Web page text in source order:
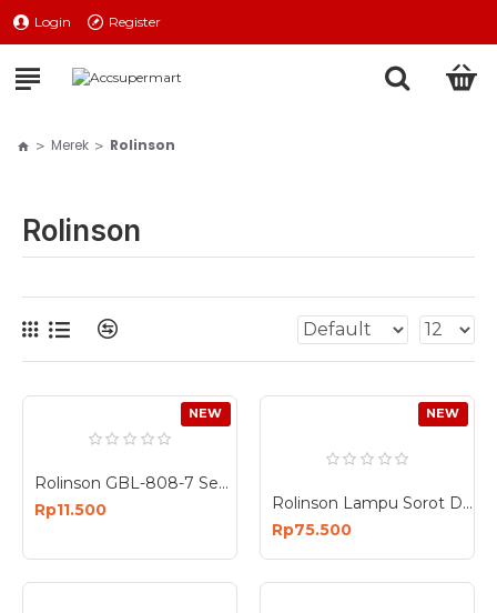
Login Register
Merek Rolinson
Rolinson
NEW
Rolinson GBL-808-7 Senter Kepala 7 LED Head Lamp Headlamp Baterai AA
Rp11.500
NEW
Rolinson Lampu Sorot DC Jepit Aki 50 100 150 Watt RL-9650DC RL-96100DC RL-96150DC
Rp75.500